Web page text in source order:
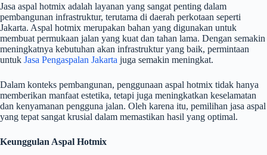
Jasa aspal hotmix adalah layanan yang sangat penting dalam
pembangunan infrastruktur, terutama di daerah perkotaan seperti
Jakarta. Aspal hotmix merupakan bahan yang digunakan untuk
membuat permukaan jalan yang kuat dan tahan lama. Dengan semakin
meningkatnya kebutuhan akan infrastruktur yang baik, permintaan
untuk Jasa Pengaspalan Jakarta juga semakin meningkat.
Dalam konteks pembangunan, penggunaan aspal hotmix tidak hanya
memberikan manfaat estetika, tetapi juga meningkatkan keselamatan
dan kenyamanan pengguna jalan. Oleh karena itu, pemilihan jasa aspal
yang tepat sangat krusial dalam memastikan hasil yang optimal.
Keunggulan Aspal Hotmix